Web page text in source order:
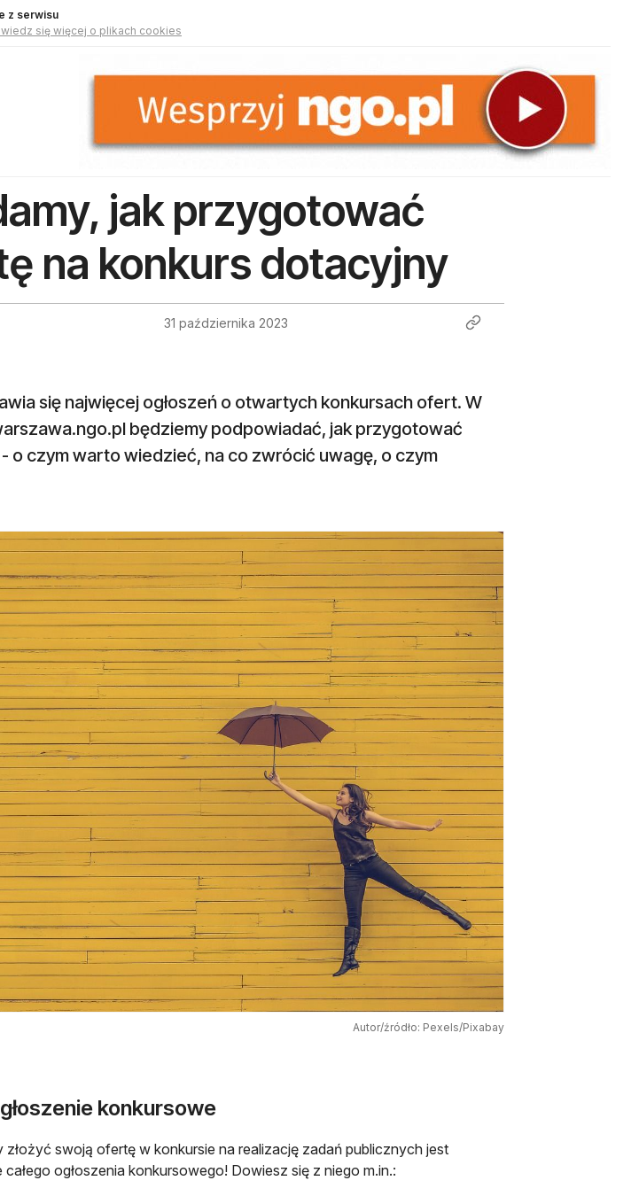
z serwisu
się więcej o plikach cookies
jak przygotować
na konkurs dotacyjny
31 października 2023
się najwięcej ogłoszeń o otwartych konkursach ofert. W
będziemy podpowiadać, jak przygotować
o czym warto wiedzieć, na co zwrócić uwagę, o czym
Autor/źródło: Pexels/Pixabay
konkursowe
swoją ofertę w konkursie na realizację zadań publicznych jest
ogłoszenia konkursowego! Dowiesz się z niego m.in.: